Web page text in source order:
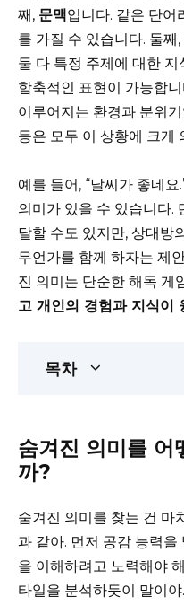
째, 문맥입니다. 같은 단어
를 가질 수 있습니다. 둘째,
둘 다 특정 주제에 대한
함축적인 표현이 가능합
이루어지는 환경과 분위
등은 모두 이 상황에 크게
예를 들어, “날씨가 좋네
의미가 있을 수 있습니다.
달할 수도 있지만, 상대방
무언가를 함께 하자는 제
진 의미는 단순한 해독 게
고 개인의 경험과 지식이
목차
숨겨진 의미를 어
까?
숨겨진 의미를 찾는 건 마
과 같아. 먼저 공감 능력
을 이해하려고 노력해야
타일을 분석하듯이 말이야.